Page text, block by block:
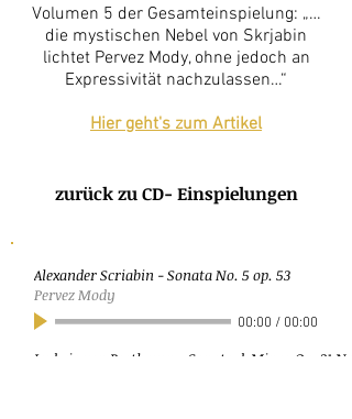
Volumen 5 der Gesamteinspielung: „…
die mystischen Nebel von Skrjabin
lichtet Pervez Mody, ohne jedoch an
Expressivität nachzulassen…“
Hier geht's zum Artikel
zurück zu CD- Einspielungen
Alexander Scriabin - Sonata No. 5 op. 53
Pervez Mody
00:00 / 00:00
Ludwig van Beethoven - Sonata d-Minor Op. 31